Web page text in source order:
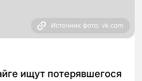
Источник фото: vk.com
ищут потерявшегося